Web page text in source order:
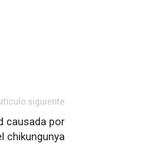
siguiente
causada por
chikungunya